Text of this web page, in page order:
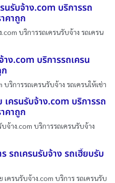
นรับจ้าง.com บริการรถ
คาถูก
บริการรถเครนรับจ้าง รถเครน
ง.com บริการรถเครน
ริการรถเครนรับจ้าง รถเครนให้เช่า
เครนรับจ้าง.com บริการรถ
คาถูก
จ้าง.com บริการรถเครนรับจ้าง
รถเครนรับจ้าง รถเฮี๊ยบรับ
เครนรับจ้าง.com บริการ รถเครนรับ